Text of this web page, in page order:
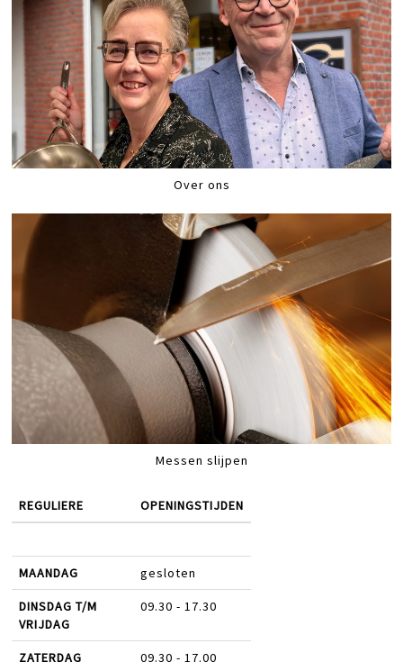
Over ons
Messen slijpen
REGULIERE OPENINGSTIJDEN
MAANDAG gesloten
DINSDAG T/M
VRIJDAG
09.30 - 17.30
ZATERDAG 09.30 - 17.00